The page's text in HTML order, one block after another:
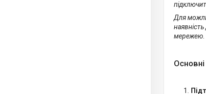
Для
мережею.